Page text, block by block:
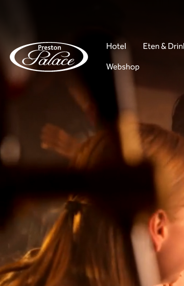
Hotel Eten &
Webshop